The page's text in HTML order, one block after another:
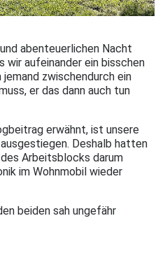
abenteuerlichen Nacht
wir aufeinander ein bisschen
zwischendurch ein
er das dann auch tun
erwähnt, ist unsere
Deshalb hatten
Arbeitsblocks darum
im Wohnmobil wieder
beiden sah ungefähr